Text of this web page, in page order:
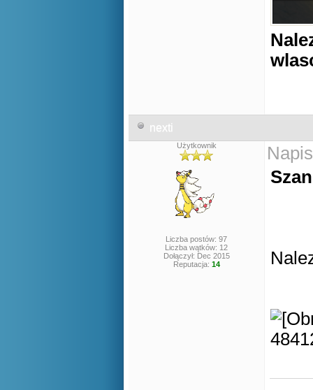
nexti
Użytkownik
Liczba postów: 97
Liczba wątków: 12
Dołączył: Dec 2015
Reputacja: 14